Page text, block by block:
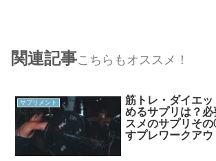
関連記事こちらもオススメ！
サプリメント
筋トレ・ダイエ
めるサプリは？
スメのサプリそ
すプレワークアウ